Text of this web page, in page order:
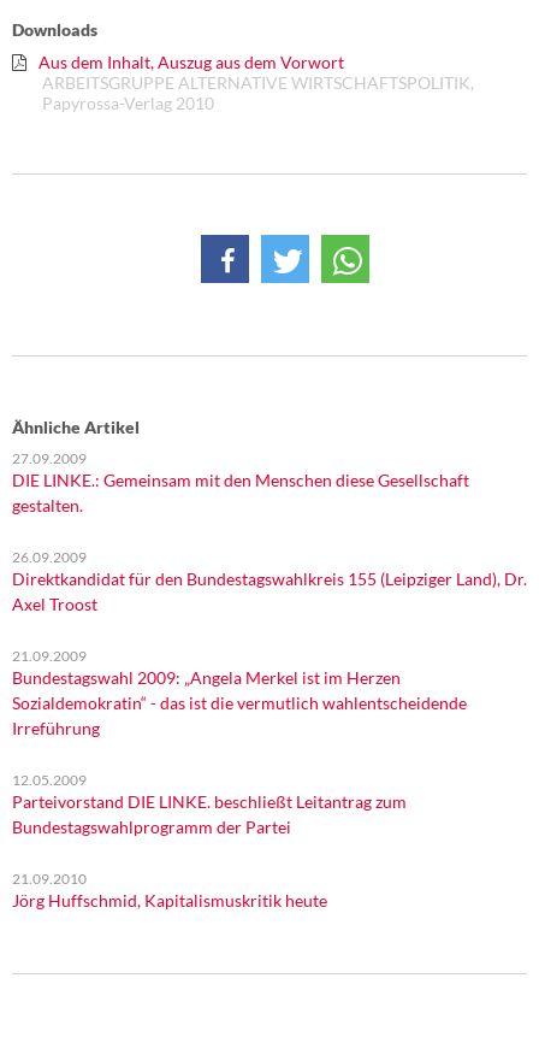
Downloads
Aus dem Inhalt, Auszug aus dem Vorwort
ARBEITSGRUPPE ALTERNATIVE WIRTSCHAFTSPOLITIK,
Papyrossa-Verlag 2010
Ähnliche Artikel
27.09.2009
DIE LINKE.: Gemeinsam mit den Menschen diese Gesellschaft
gestalten.
26.09.2009
Direktkandidat für den Bundestagswahlkreis 155 (Leipziger Land), Dr.
Axel Troost
21.09.2009
Bundestagswahl 2009: „Angela Merkel ist im Herzen
Sozialdemokratin“ - das ist die vermutlich wahlentscheidende
Irreführung
12.05.2009
Parteivorstand DIE LINKE. beschließt Leitantrag zum
Bundestagswahlprogramm der Partei
21.09.2010
Jörg Huffschmid, Kapitalismuskritik heute